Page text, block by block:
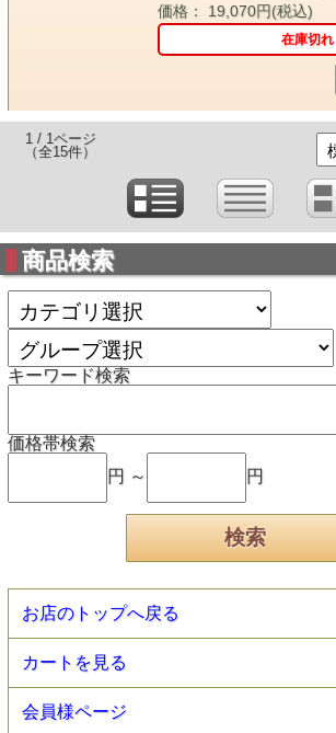
価格： 19,070円(税込)
在庫切れ
1 / 1ページ
（全15件）
商品検索
キーワード検索
価格帯検索
円 ～
円
お店のトップへ戻る
カートを見る
会員様ページ